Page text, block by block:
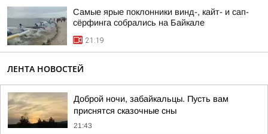
Самые ярые поклонники винд-, кайт- и сап-
сёрфинга собрались на Байкале
21:19
ЛЕНТА НОВОСТЕЙ
Доброй ночи, забайкальцы. Пусть вам
приснятся сказочные сны
21:43